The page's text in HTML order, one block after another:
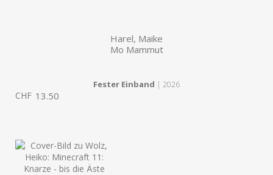
Harel, Maike
Mo Mammut
Fester Einband | 2026
CHF 13.50